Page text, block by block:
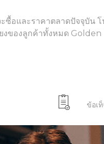
อและราคาตลาดปัจจุบัน
งของลูกค้าทั้งหมด
ข้อเ